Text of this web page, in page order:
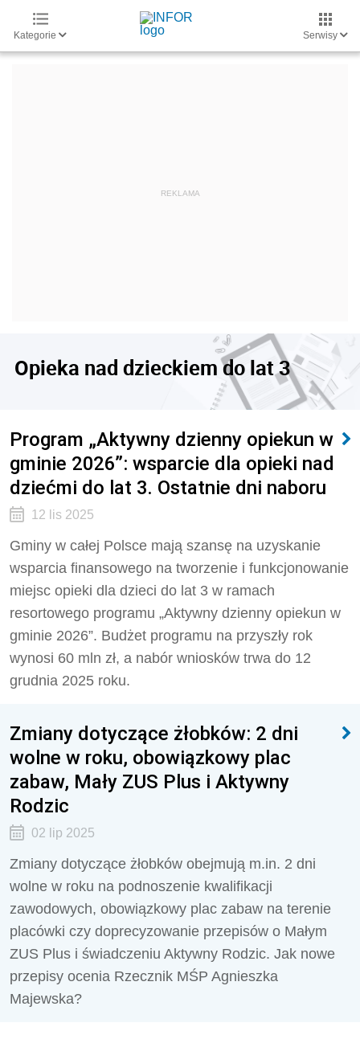
Kategorie Serwisy
Opieka nad dzieckiem do lat 3
Program „Aktywny dzienny opiekun w
gminie 2026”: wsparcie dla opieki nad
dziećmi do lat 3. Ostatnie dni naboru
12 lis 2025
Gminy w całej Polsce mają szansę na uzyskanie
wsparcia finansowego na tworzenie i funkcjonowanie
miejsc opieki dla dzieci do lat 3 w ramach
resortowego programu „Aktywny dzienny opiekun w
gminie 2026”. Budżet programu na przyszły rok
wynosi 60 mln zł, a nabór wniosków trwa do 12
grudnia 2025 roku.
Zmiany dotyczące żłobków: 2 dni
wolne w roku, obowiązkowy plac
zabaw, Mały ZUS Plus i Aktywny
Rodzic
02 lip 2025
Zmiany dotyczące żłobków obejmują m.in. 2 dni
wolne w roku na podnoszenie kwalifikacji
zawodowych, obowiązkowy plac zabaw na terenie
placówki czy doprecyzowanie przepisów o Małym
ZUS Plus i świadczeniu Aktywny Rodzic. Jak nowe
przepisy ocenia Rzecznik MŚP Agnieszka
Majewska?